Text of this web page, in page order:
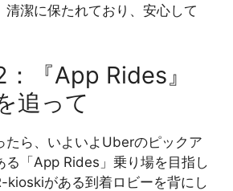
清潔に保たれており、安心して
『App Rides』
追って
たら、いよいよUberのピックア
る「App Rides」乗り場を目指し
kioskiがある到着ロビーを背にし